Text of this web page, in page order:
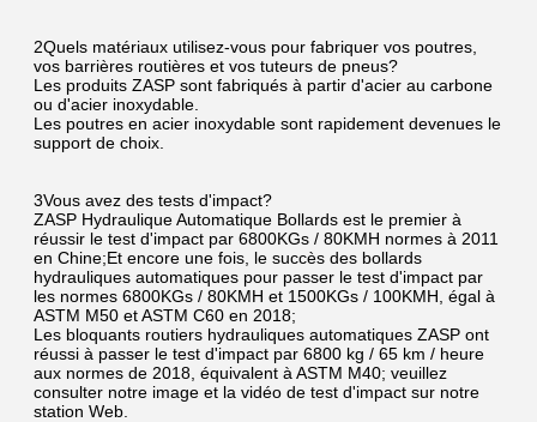
2Quels matériaux utilisez-vous pour fabriquer vos poutres,
vos barrières routières et vos tuteurs de pneus?
Les produits ZASP sont fabriqués à partir d'acier au carbone
ou d'acier inoxydable.
Les poutres en acier inoxydable sont rapidement devenues le
support de choix.
3Vous avez des tests d'impact?
ZASP Hydraulique Automatique Bollards est le premier à
réussir le test d'impact par 6800KGs / 80KMH normes à 2011
en Chine;Et encore une fois, le succès des bollards
hydrauliques automatiques pour passer le test d'impact par
les normes 6800KGs / 80KMH et 1500KGs / 100KMH, égal à
ASTM M50 et ASTM C60 en 2018;
Les bloquants routiers hydrauliques automatiques ZASP ont
réussi à passer le test d'impact par 6800 kg / 65 km / heure
aux normes de 2018, équivalent à ASTM M40; veuillez
consulter notre image et la vidéo de test d'impact sur notre
station Web.